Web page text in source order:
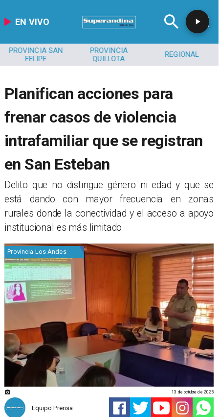
EN VIVO
PROVINCIA SAN
FELIPE
PROVINCIA
QUILLOTA
REGIONAL
Planifican acciones para
frenar casos de violencia
intrafamiliar que se registran
en San Esteban
​Delito que no distingue género ni edad y que se
está dando con mayor frecuencia en zonas
rurales donde la conectividad y el acceso a apoyo
institucional es más limitado
Provincia Los Andes
Equipo Prensa
13 de octubre de 2025